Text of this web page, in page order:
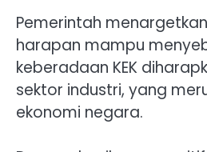
Pemerintah
harapan mampu
keberadaan KEK
sektor industri, yang
ekonomi negara.